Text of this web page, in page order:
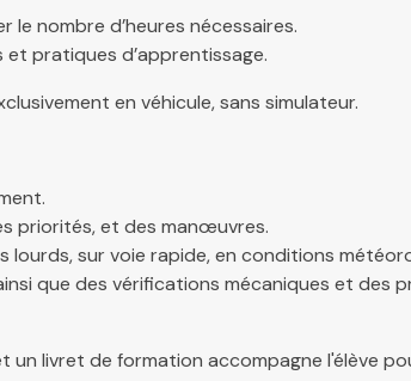
nombre d’heures nécessaires.
et pratiques d’apprentissage.
en véhicule, sans simulateur.
priorités, et des manœuvres.
sur voie rapide, en conditions
que des vérifications mécaniques et des
livret de formation accompagne l'élève